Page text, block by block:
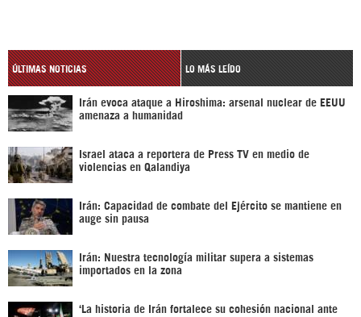
ÚLTIMAS NOTICIAS LO MÁS LEÍDO
Irán evoca ataque a Hiroshima: arsenal nuclear de EEUU
amenaza a humanidad
Israel ataca a reportera de Press TV en medio de
violencias en Qalandiya
Irán: Capacidad de combate del Ejército se mantiene en
auge sin pausa
Irán: Nuestra tecnología militar supera a sistemas
importados en la zona
‘La historia de Irán fortalece su cohesión nacional ante